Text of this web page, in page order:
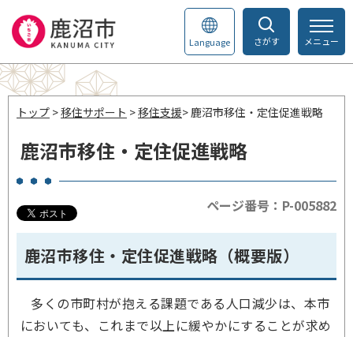
さがす
Language メニュー
トップ >移住サポート >移住支援> 鹿沼市移住・定住促進戦略
鹿沼市移住・定住促進戦略
ページ番号：P-005882
鹿沼市移住・定住促進戦略（概要版）
多くの市町村が抱える課題である人口減少は、本市
においても、これまで以上に緩やかにすることが求め